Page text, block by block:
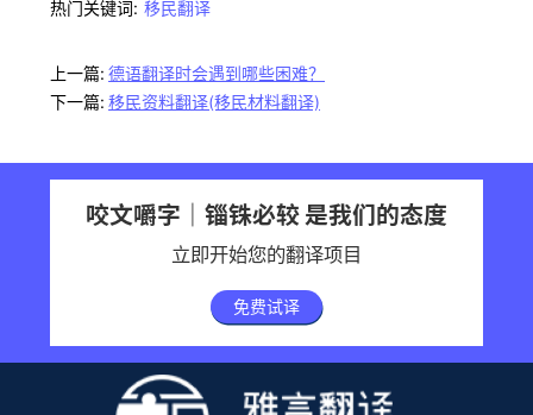
热门关键词: 移民翻译
上一篇: 德语翻译时会遇到哪些困难？
下一篇: 移民资料翻译(移民材料翻译)
咬文嚼字｜锱铢必较 是我们的态度
立即开始您的翻译项目
免费试译